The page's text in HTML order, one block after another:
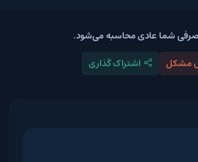
شما عادی محاسبه می‌شود.
مشکل
اشتراک گذاری